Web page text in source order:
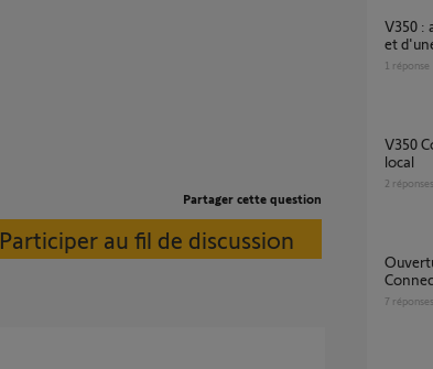
Partager cette question
Participer au fil de discussion
V350 : ajout d'un bouton poussoir sonnette
et
1 réponse
V350 Connect pas d'image sur l'appli hors wifi
local
2 réponses
Ouverture pieton sur un Visiophone V®350
7 réponses